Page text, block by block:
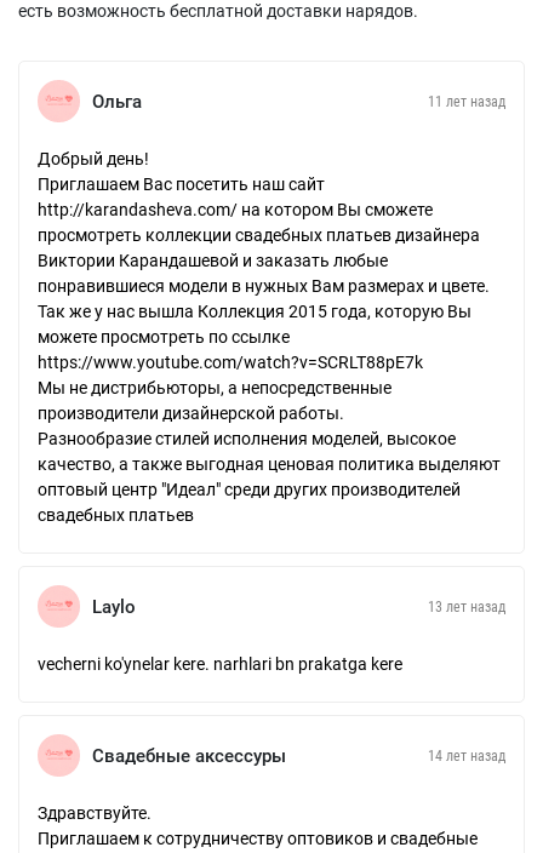
есть возможность бесплатной доставки нарядов.
Ольга 11 лет назад
Добрый день!
Приглашаем Вас посетить наш сайт
http://karandasheva.com/ на котором Вы сможете
просмотреть коллекции свадебных платьев дизайнера
Виктории Карандашевой и заказать любые
понравившиеся модели в нужных Вам размерах и цвете.
Так же у нас вышла Коллекция 2015 года, которую Вы
можете просмотреть по ссылке
https://www.youtube.com/watch?v=SCRLT88pE7k
Мы не дистрибьюторы, а непосредственные
производители дизайнерской работы.
Разнообразие стилей исполнения моделей, высокое
качество, а также выгодная ценовая политика выделяют
оптовый центр "Идеал" среди других производителей
свадебных платьев
Laylo 13 лет назад
vecherni ko'ynelar kere. narhlari bn prakatga kere
Свадебные аксессуры 14 лет назад
Здравствуйте.
Приглашаем к сотрудничеству оптовиков и свадебные